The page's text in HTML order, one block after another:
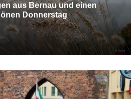
aus Bernau und einen
Donnerstag